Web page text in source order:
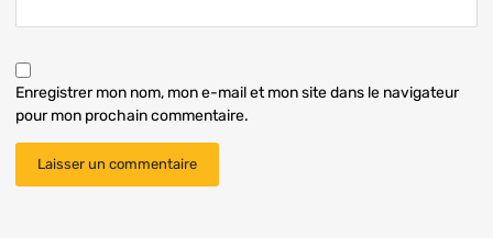
Enregistrer mon nom, mon e-mail et mon site dans le navigateur
pour mon prochain commentaire.